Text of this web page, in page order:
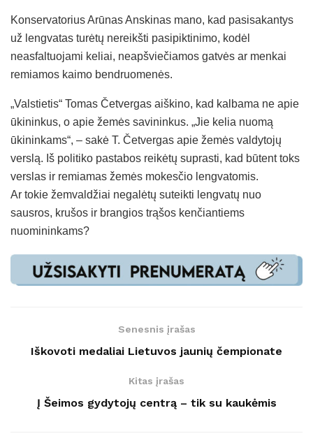
Konservatorius Arūnas Anskinas mano, kad pasisakantys
už lengvatas turėtų nereikšti pasipiktinimo, kodėl
neasfaltuojami keliai, neapšviečiamos gatvės ar menkai
remiamos kaimo bendruomenės.
„Valstietis“ Tomas Četvergas aiškino, kad kalbama ne apie
ūkininkus, o apie žemės savininkus. „Jie kelia nuomą
ūkininkams“, – sakė T. Četvergas apie žemės valdytojų
verslą. Iš politiko pastabos reikėtų suprasti, kad būtent toks
verslas ir remiamas žemės mokesčio lengvatomis.
Ar tokie žemvaldžiai negalėtų suteikti lengvatų nuo
sausros, krušos ir brangios trąšos kenčiantiems
nuomininkams?
Senesnis įrašas
Iškovoti medaliai Lietuvos jaunių čempionate
Kitas įrašas
Į Šeimos gydytojų centrą – tik su kaukėmis